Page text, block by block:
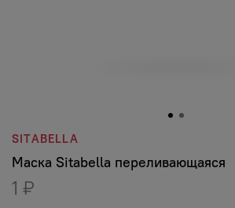
SITABELLA
Маска Sitabella переливающаяся
1 ₽